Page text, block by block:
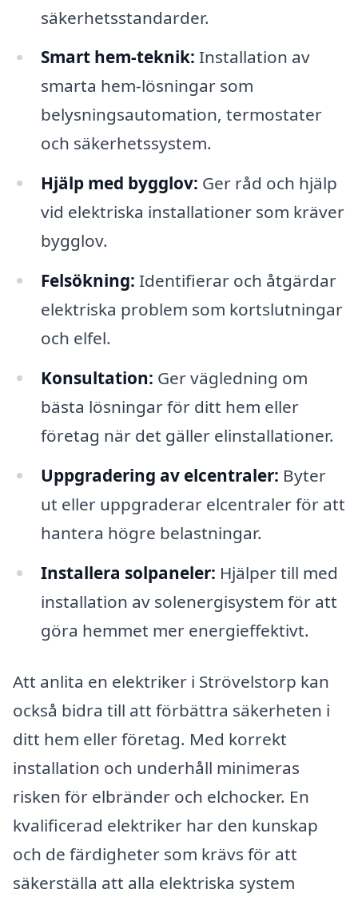
säkerhetsstandarder.
Smart hem-teknik: Installation av
smarta hem-lösningar som
belysningsautomation, termostater
och säkerhetssystem.
Hjälp med bygglov: Ger råd och hjälp
vid elektriska installationer som kräver
bygglov.
Felsökning: Identifierar och åtgärdar
elektriska problem som kortslutningar
och elfel.
Konsultation: Ger vägledning om
bästa lösningar för ditt hem eller
företag när det gäller elinstallationer.
Uppgradering av elcentraler: Byter
ut eller uppgraderar elcentraler för att
hantera högre belastningar.
Installera solpaneler: Hjälper till med
installation av solenergisystem för att
göra hemmet mer energieffektivt.
Att anlita en elektriker i Strövelstorp kan
också bidra till att förbättra säkerheten i
ditt hem eller företag. Med korrekt
installation och underhåll minimeras
risken för elbränder och elchocker. En
kvalificerad elektriker har den kunskap
och de färdigheter som krävs för att
säkerställa att alla elektriska system